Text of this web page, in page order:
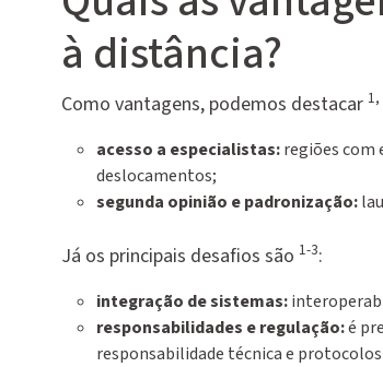
à distância?
Como vantagens, podemos destacar
acesso a especialistas:regiões com
deslocamentos;
segunda opinião e padronização:
Já os principais desafios são 1-3:
integração de sistemas:
responsabilidades e regulação:é
responsabilidade técnica e